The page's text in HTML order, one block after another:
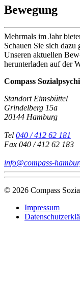
Bewegung
Mehrmals im Jahr
Schauen Sie sich dazu
Unseren aktuellen
herunterladen auf der
Compass
Standort Eimsbüttel
Grindelberg 15a
20144 Hamburg
Tel 040 / 412 62 181
Fax 040 / 412 62 183
info@compass-
© 2026 Compass
Impressum